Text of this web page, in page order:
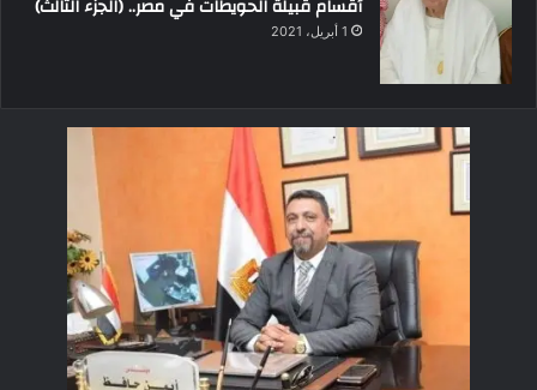
أقسام قبيلة الحويطات في مصر.. (الجزء الثالث)
1 أبريل، 2021